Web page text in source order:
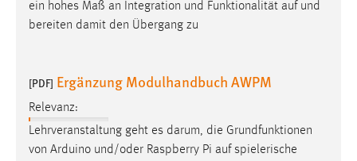
ein hohes Maß an Integration und Funktionalität auf und
bereiten damit den Übergang zu
[PDF] Ergänzung Modulhandbuch AWPM
Relevanz:
Lehrveranstaltung geht es darum, die Grundfunktionen
von Arduino und/oder Raspberry Pi auf spielerische